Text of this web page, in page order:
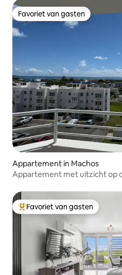
Favoriet van gasten
Favoriet van gasten
Appartement in Machos
Appartement met uitzicht op
Topfavoriet van gasten
Favoriet van gasten